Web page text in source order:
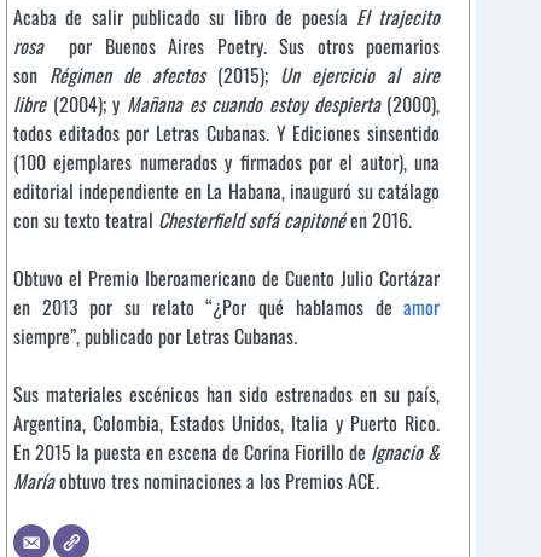
Acaba de salir publicado su libro de poesía El trajecito
rosa
por Buenos Aires Poetry. Sus otros poemarios
son Régimen de afectos (2015); Un ejercicio al aire
libre(2004); y Mañana es cuando estoy despierta(2000),
todos editados por Letras Cubanas. Y Ediciones sinsentido
(100 ejemplares numerados y firmados por el autor), una
editorial independiente en La Habana, inauguró su catálago
con su texto teatral Chesterfield sofá capitonéen 2016.
Obtuvo el Premio Iberoamericano de Cuento Julio Cortázar
en 2013 por su relato “¿Por qué hablamos deamor
siempre”, publicado por Letras Cubanas.
Sus materiales escénicos han sido estrenados en su país,
Argentina, Colombia, Estados Unidos, Italia y Puerto Rico.
En 2015 la puesta en escena de Corina Fiorillo de Ignacio &
Maríaobtuvo tres nominaciones a los Premios ACE.